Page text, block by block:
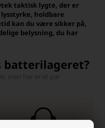
taktisk lygte, der er
holdbare
kan du være sikker på,
belysning, du har
batterilageret?